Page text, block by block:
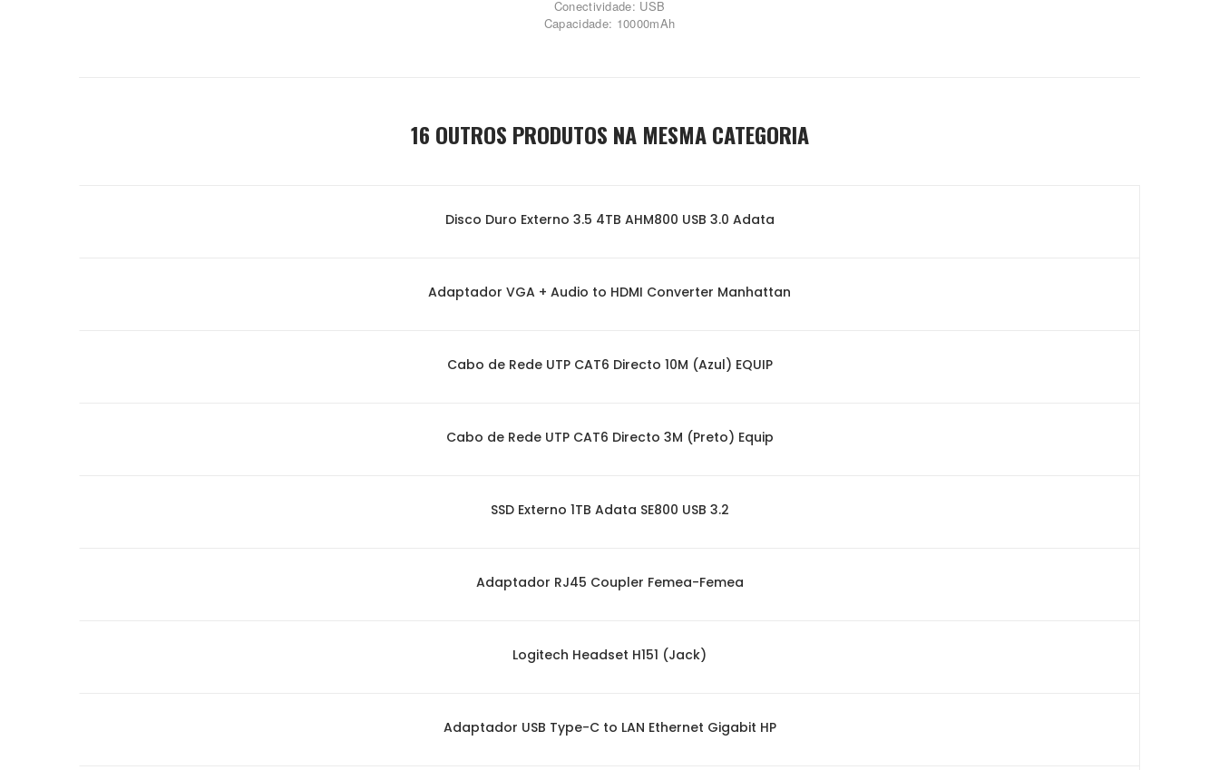
Conectividade: USB
Capacidade: 10000mAh
16 OUTROS PRODUTOS NA MESMA CATEGORIA
Disco Duro Externo 3.5 4TB AHM800 USB 3.0 Adata
Adaptador VGA + Audio to HDMI Converter Manhattan
Cabo de Rede UTP CAT6 Directo 10M (Azul) EQUIP
Cabo de Rede UTP CAT6 Directo 3M (Preto) Equip
SSD Externo 1TB Adata SE800 USB 3.2
Adaptador RJ45 Coupler Femea-Femea
Logitech Headset H151 (Jack)
Adaptador USB Type-C to LAN Ethernet Gigabit HP